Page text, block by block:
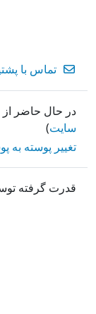
تماس با
در حال حاضر
سایت)
تغییر پوسته به
قدرت گرفته